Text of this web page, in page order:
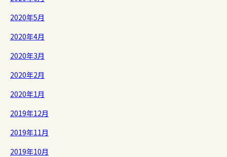
2020年5月
2020年4月
2020年3月
2020年2月
2020年1月
2019年12月
2019年11月
2019年10月